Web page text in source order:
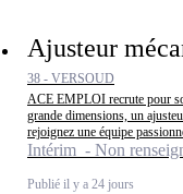
Ajusteur
38 - VERSOUD
ACE EMPLOI recrute pour
grande dimensions, un
rejoignez une équipe
Intérim - Non
Publié il y a 24 jours